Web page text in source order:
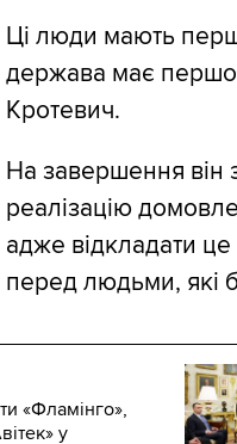
Ці люди мають
держава має
Кротевич.
На завершення він
реалізацію
адже відкладати
перед людьми, які
«Фламінго»,
у